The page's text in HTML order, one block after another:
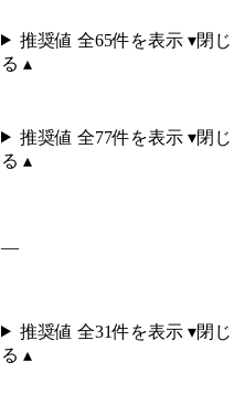
推奨値 全65件を表示 ▾閉じ
る ▴
推奨値 全77件を表示 ▾閉じ
る ▴
—
推奨値 全31件を表示 ▾閉じ
る ▴